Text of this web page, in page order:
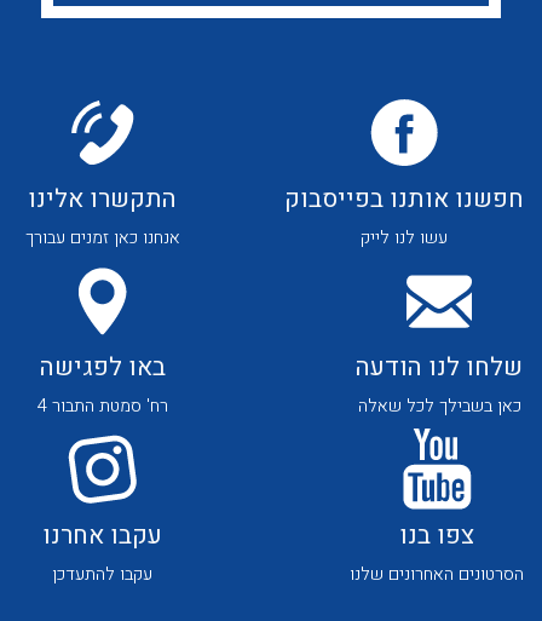
לכל מוצרי היצרן לכל מוצרי היצרן
חפשנו אותנו בפייסבוק
עשו לנו לייק
התקשרו אלינו
אנחנו כאן זמנים עבורך
שלחו לנו הודעה
כאן בשבילך לכל שאלה
באו לפגישה
רח' סמטת התבור 4
צפו בנו
הסרטונים האחרונים שלנו
עקבו אחרנו
עקבו להתעדכן